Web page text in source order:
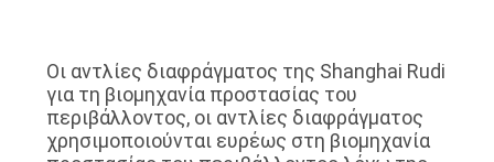
ΕΜΆΣ
Οι αντλίες διαφράγματος της Shanghai Rudi
για τη βιομηχανία προστασίας του
περιβάλλοντος, οι αντλίες διαφράγματος
χρησιμοποιούνται ευρέως στη βιομηχανία